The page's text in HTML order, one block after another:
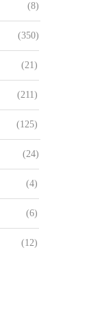
(8)
(350)
(21)
(211)
(125)
(24)
(4)
(6)
(12)